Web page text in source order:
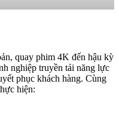
quay phim 4K đến hậu kỳ
nghiệp truyền tải năng lực
phục khách hàng. Cùng
hiện: